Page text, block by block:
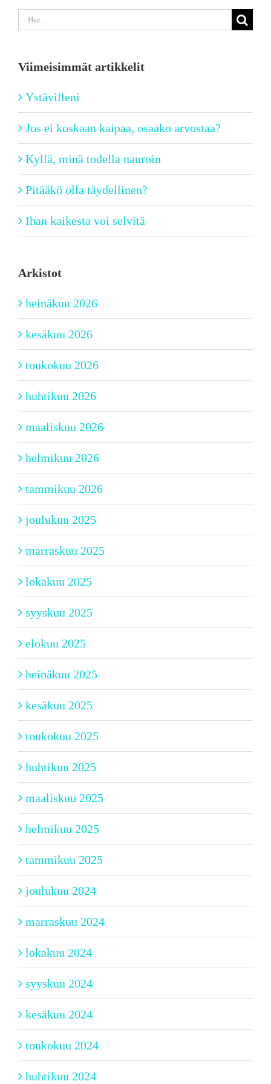
Etsi
Viimeisimmät artikkelit
Ystävilleni
Jos ei koskaan kaipaa, osaako arvostaa?
Kyllä, minä todella nauroin
Pitääkö olla täydellinen?
Ihan kaikesta voi selvitä
Arkistot
heinäkuu 2026
kesäkuu 2026
toukokuu 2026
huhtikuu 2026
maaliskuu 2026
helmikuu 2026
tammikuu 2026
joulukuu 2025
marraskuu 2025
lokakuu 2025
syyskuu 2025
elokuu 2025
heinäkuu 2025
kesäkuu 2025
toukokuu 2025
huhtikuu 2025
maaliskuu 2025
helmikuu 2025
tammikuu 2025
joulukuu 2024
marraskuu 2024
lokakuu 2024
syyskuu 2024
kesäkuu 2024
toukokuu 2024
huhtikuu 2024